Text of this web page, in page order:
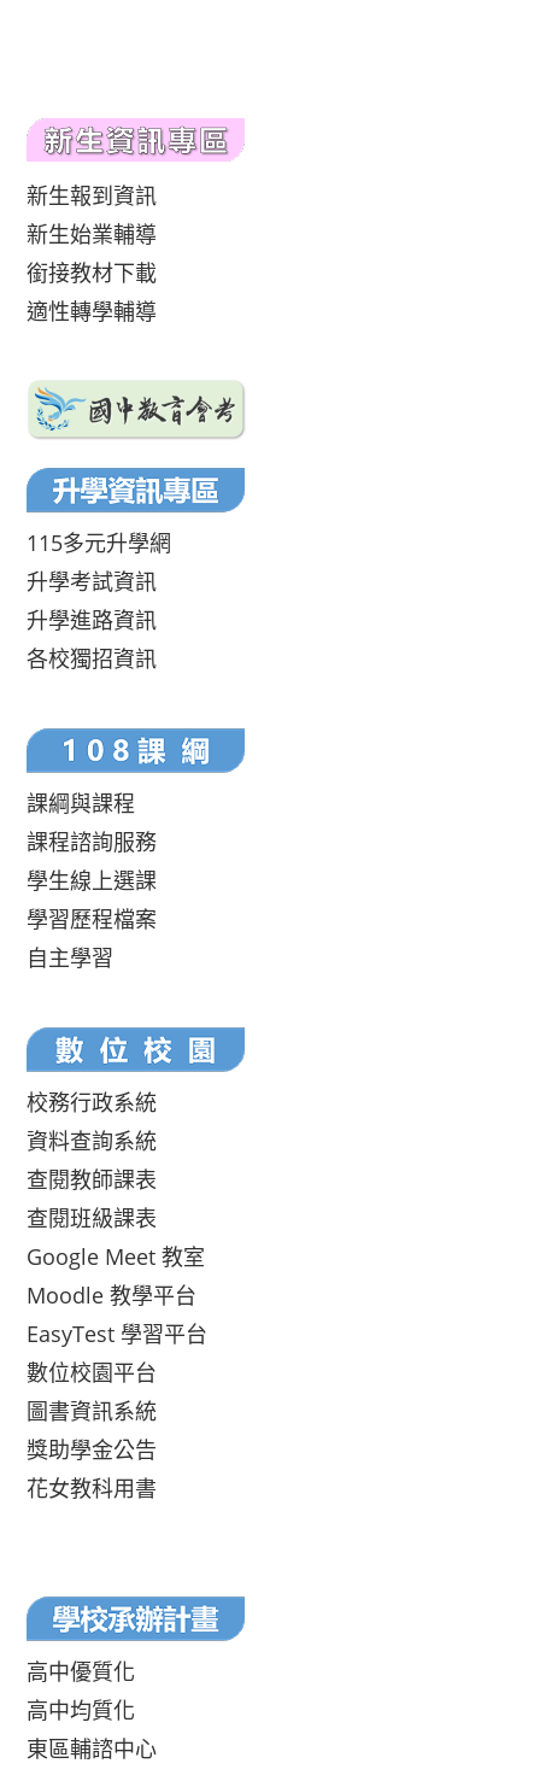
新生報到資訊
新生始業輔導
銜接教材下載
適性轉學輔導
115多元升學網
升學考試資訊
升學進路資訊
各校獨招資訊
課綱與課程
課程諮詢服務
學生線上選課
學習歷程檔案
自主學習
校務行政系統
資料查詢系統
查閱教師課表
查閱班級課表
Google Meet 教室
Moodle 教學平台
EasyTest 學習平台
數位校園平台
圖書資訊系統
獎助學金公告
花女教科用書
高中優質化
高中均質化
東區輔諮中心